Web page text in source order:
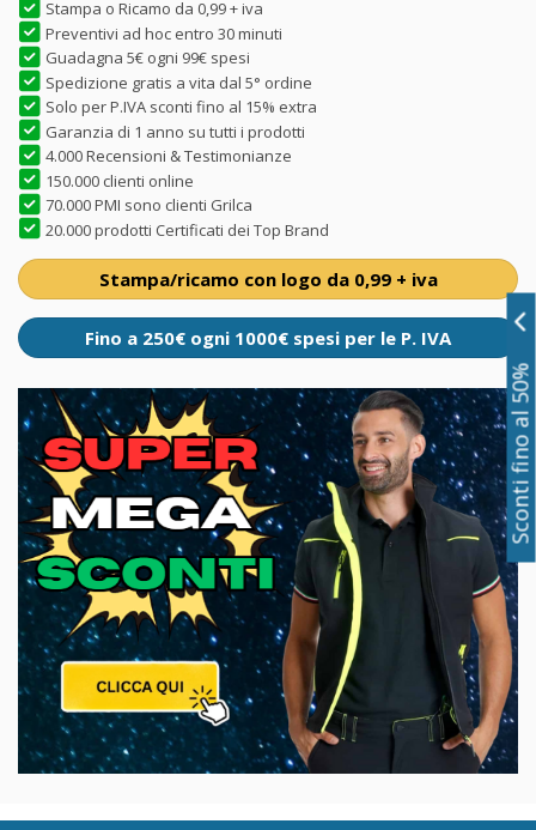
Stampa o Ricamo da 0,99 + iva
Preventivi ad hoc entro 30 minuti
Guadagna 5€ ogni 99€ spesi
Spedizione gratis a vita dal 5° ordine
Solo per P.IVA sconti fino al 15% extra
Garanzia di 1 anno su tutti i prodotti
4.000 Recensioni & Testimonianze
150.000 clienti online
70.000 PMI sono clienti Grilca
20.000 prodotti Certificati dei Top Brand
Stampa/ricamo con logo da 0,99 + iva
Fino a 250€ ogni 1000€ spesi per le P. IVA
Sconti fino al 50%